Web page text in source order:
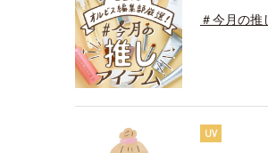
＃今月の
UV